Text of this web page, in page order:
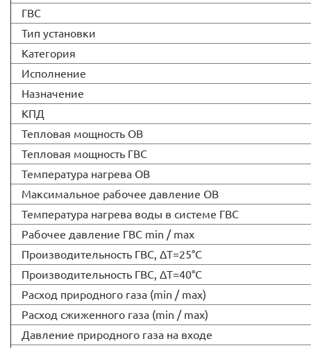
ГВС
Тип установки
Категория
Исполнение
Назначение
КПД
Тепловая мощность ОВ
Тепловая мощность ГВС
Температура нагрева ОВ
Максимальное рабочее давление ОВ
Температура нагрева воды в системе ГВС
Рабочее давление ГВС min / max
Производительность ГВС, ∆T=25°C
Производительность ГВС, ∆T=40°C
Расход природного газа (min / max)
Расход сжиженного газа (min / max)
Давление природного газа на входе